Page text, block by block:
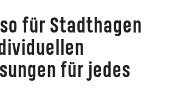
für Stadthagen
für jedes